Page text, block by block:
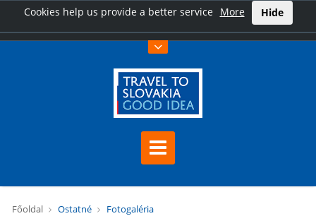
Cookies help us provide a better service More Hide
Főoldal Ostatné Fotogaléria